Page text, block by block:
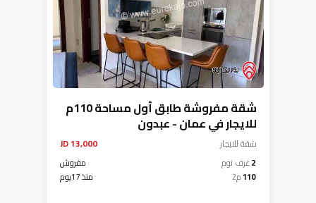
شقة مفروشة طابق أول مساحة 110م
للايجار في عمان - عبدون
شقةللايجار 13,000 JD
2غرف نوم
مفروش
110م2 منذ 17يوم